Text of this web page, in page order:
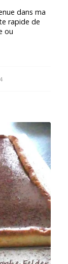
dans ma
rapide de
ou